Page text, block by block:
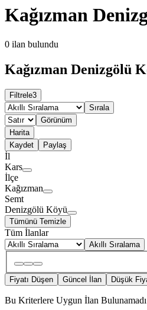
Kağızman
0 ilan bulundu
Kağızman Denizgölü
Filtrele3
Sırala
Görünüm
Harita
Kaydet
Paylaş
İl
Kars
İlçe
Kağızman
Semt
Denizgölü Köyü
Tümünü Temizle
Tüm İlanlar
Akıllı Sıralama
Fiyatı Düşen Güncel İlan Düşük
Bu Kriterlere Uygun İlan Bulunamadı